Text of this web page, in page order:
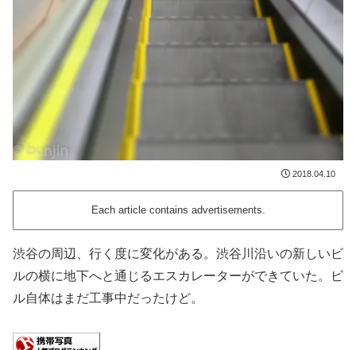
2018.04.10
Each article contains advertisements.
渋谷の周辺、行く度に変化がある。渋谷川沿いの新しいビ
ルの横に地下へと通じるエスカレーターができていた。ビ
ル自体はまだ工事中だったけど。